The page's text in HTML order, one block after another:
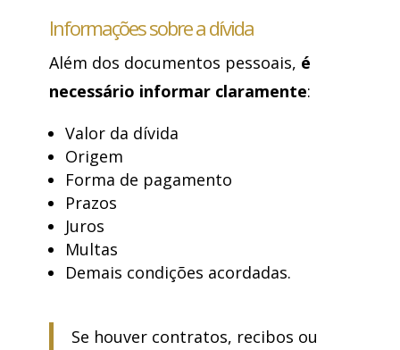
Informações sobre a dívida
Além dos documentos pessoais, é
necessário informar claramente:
Valor da dívida
Origem
Forma de pagamento
Prazos
Juros
Multas
Demais condições acordadas.
Se houver contratos, recibos ou